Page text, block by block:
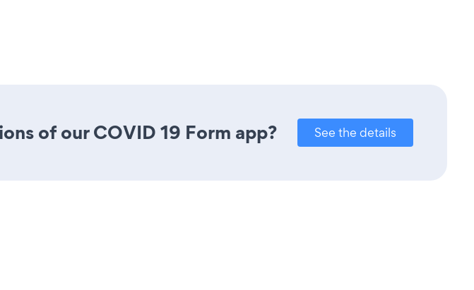
of our COVID 19 Form app? See the details